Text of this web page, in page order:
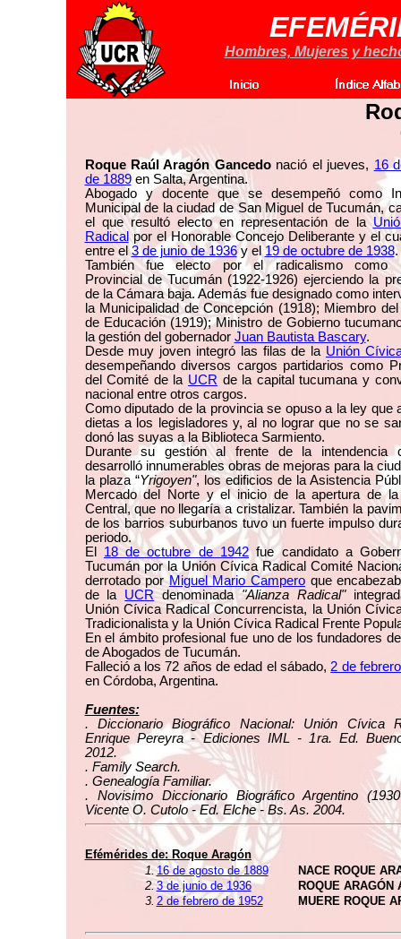
Hombres, Mujeres y
Roque Raúl Aragón Gancedonació el jueves, 16
de 1889en Salta, Argentina.
Abogado y docente que se desempeñó como
Municipal de la ciudad de San Miguel de Tucumán,
el que resultó electo en representación de la
Radicalpor el Honorable Concejo Deliberante y el
entre el3 de junio de 1936y el19 de octubre de 1938.
También fue electo por el radicalismo como
Provincial de Tucumán (1922-1926) ejerciendo la
de la Cámara baja. Además fue designado como
la Municipalidad de Concepción (1918); Miembro
de Educación (1919); Ministro de Gobierno
la gestión del gobernador Juan Bautista Bascary.
Desde muy joven integró las filas de la Unión
desempeñando diversos cargos partidarios como
del Comité de la UCR de la capital tucumana y
nacional entre otros cargos.
Como diputado de la provincia se opuso a la ley que
dietas a los legisladores y, al no lograr que no se
donó las suyas a la Biblioteca Sarmiento.
Durante su gestión al frente de la intendencia
desarrolló innumerables obras de mejoras para la
la plaza “Yrigoyen", los edificios de la Asistencia
Mercado del Norte y el inicio de la apertura de la
Central, que no llegaría a cristalizar. También la
de los barrios suburbanos tuvo un fuerte impulso
periodo.
El 18 de octubre de 1942fue candidato a
Tucumán por la Unión Cívica Radical Comité
derrotado porMiguel Mario Campero que
de la UCRdenominada"Alianza Radical"
Unión Cívica Radical Concurrencista, la Unión
Tradicionalista y la Unión Cívica Radical Frente
En el ámbito profesional fue uno de los fundadores
de Abogados de Tucumán.
Falleció a los 72 años de edad el sábado, 2 de
en Córdoba, Argentina.
Fuentes:
. Diccionario Biográfico Nacional: Unión Cívica
Enrique Pereyra - Ediciones IML - 1ra. Ed.
2012.
. Family Search.
. Genealogía Familiar.
. Novisimo Diccionario Biográfico Argentino
Vicente O. Cutolo - Ed. Elche - Bs. As. 2004.
Efémérides de:Roque Aragón
1.16 de agosto de 1889
NACE ROQUE
2.3 de junio de 1936
ROQUE ARAGÓN
3. 2 de febrero de 1952 MUERE ROQUE